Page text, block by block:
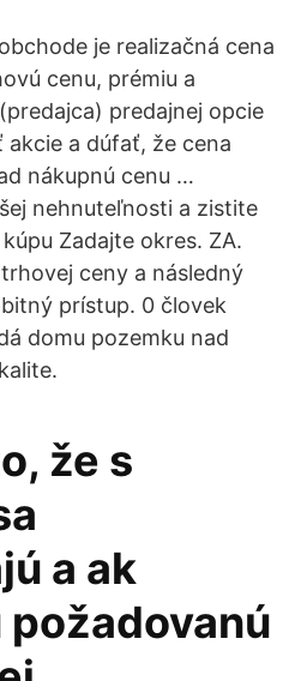
je realizačná cena
cenu, prémiu a
predajnej opcie
a dúfať, že cena
nákupnú cenu …
nehnuteľnosti a zistite
Zadajte okres. ZA.
ceny a následný
prístup. 0 človek
domu pozemku nad
že s
a ak